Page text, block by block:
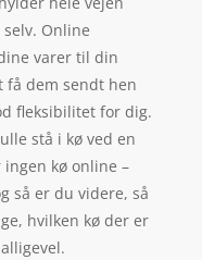
Online
varer til din
få dem sendt hen
fleksibilitet for dig.
stå i kø ved en
kø online –
så er du videre, så
hvilken kø der er